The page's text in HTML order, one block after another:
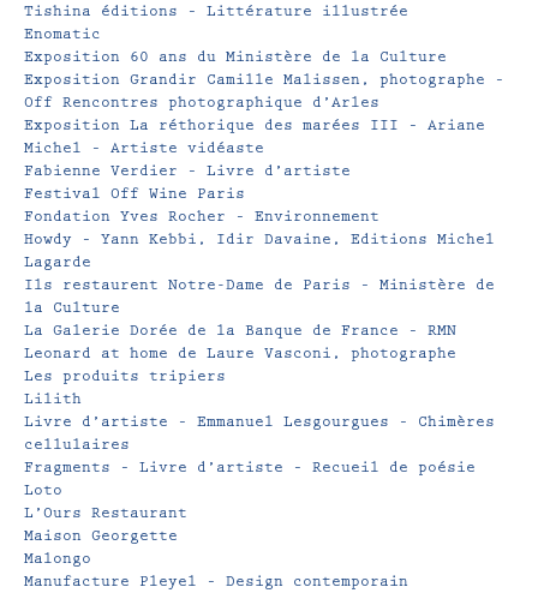
Tishina éditions – Littérature illustrée
Enomatic
Exposition 60 ans du Ministère de la Culture
Exposition Grandir Camille Malissen, photographe –
Off Rencontres photographique d’Arles
Exposition La réthorique des marées III – Ariane
Michel – Artiste vidéaste
Fabienne Verdier – Livre d’artiste
Festival Off Wine Paris
Fondation Yves Rocher – Environnement
Howdy – Yann Kebbi, Idir Davaine, Editions Michel
Lagarde
Ils restaurent Notre-Dame de Paris – Ministère de
la Culture
La Galerie Dorée de la Banque de France – RMN
Leonard at home de Laure Vasconi, photographe
Les produits tripiers
Lilith
Livre d’artiste – Emmanuel Lesgourgues – Chimères
cellulaires
Fragments – Livre d’artiste – Recueil de poésie
Loto
L’Ours Restaurant
Maison Georgette
Malongo
Manufacture Pleyel – Design contemporain